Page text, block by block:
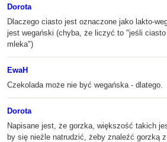
Dorota
Dlaczego ciasto jest oznaczone jako lakto-
jest wegański (chyba, że liczyć to "jeśli
mleka")
EwaH
Czekolada może nie być wegańska - dlatego.
Dorota
Napisane jest, że gorzka, większość takich
by się nieźle natrudzić, żeby znaleźć gorzką